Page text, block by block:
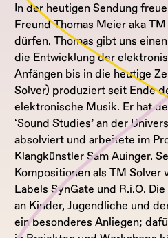
In der heutigen Sendung
Freund Thomas Meier aka
dürfen. Thomas gibt uns
die Entwicklung der
Anfängen bis in die heutige
Solver) produziert seit Ende
elektronische Musik. Er hat
‘Sound Studies’ an der
absolviert und arbeitete im
Klangkünstler Sam Auinger.
Kompositionen als TM
Labels SynGate und R.i.O.
an Kinder, Jugendliche und
ein besonderes Anliegen;